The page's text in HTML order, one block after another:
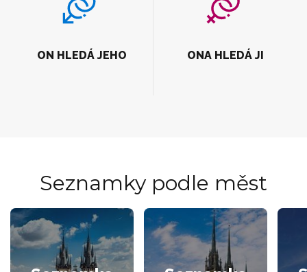
ON HLEDÁ JEHO ONA HLEDÁ JI
Seznamky podle měst